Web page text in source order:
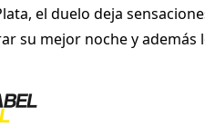
el duelo deja
su mejor noche y